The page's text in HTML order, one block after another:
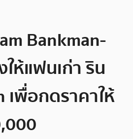
Bankman-
ห้แฟนเก่า ริน
เพื่อกดราคาให้